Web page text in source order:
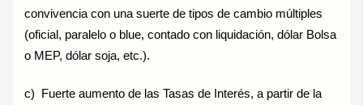
convivencia con una suerte de tipos de cambio múltiples
(oficial, paralelo o blue, contado con liquidación, dólar Bolsa
o MEP, dólar soja, etc.).
c) Fuerte aumento de las Tasas de Interés, a partir de la